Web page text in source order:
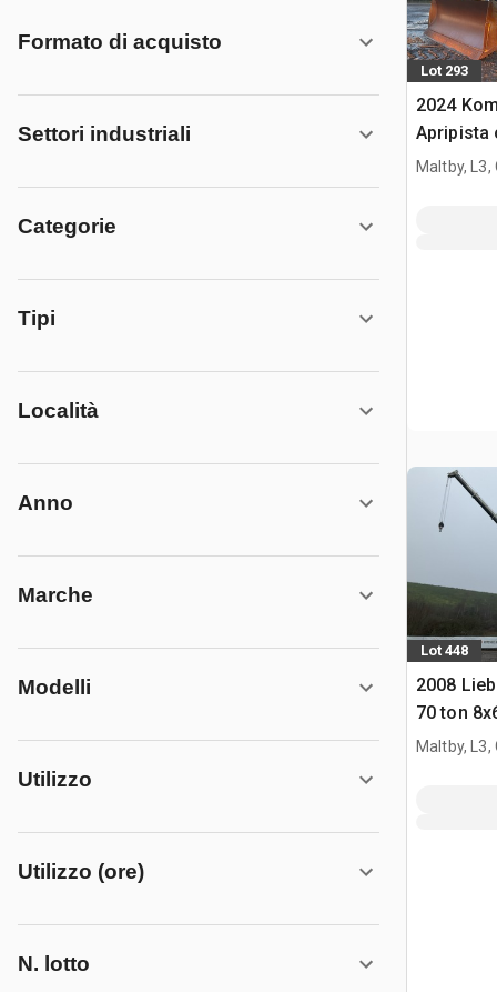
Formato di acquisto
Settori industriali
Categorie
Tipi
Località
Anno
Marche
Modelli
Utilizzo
Utilizzo (ore)
N. lotto
Lot 293
2024
Apripista
Maltby, L3,
Lot 448
2008
70 ton
terrain
Maltby, L3,